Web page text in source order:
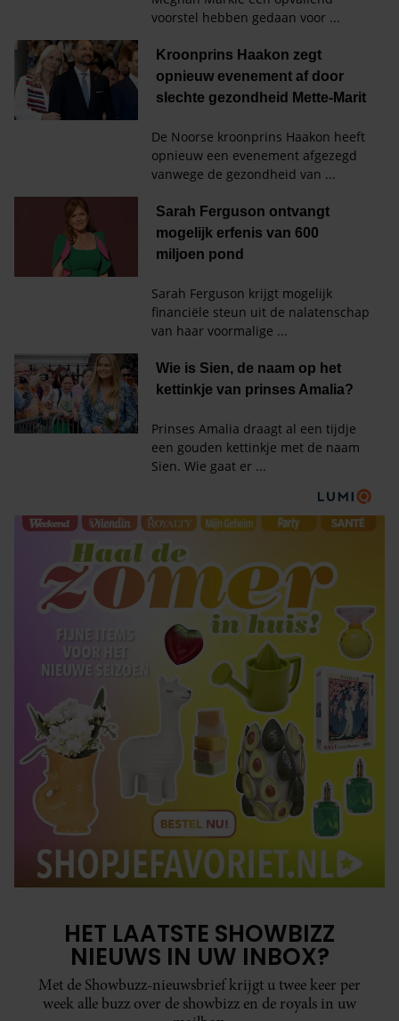
HET LAATSTE SHOWBIZZ
NIEUWS IN UW INBOX?
Met de Showbuzz-nieuwsbrief krijgt u twee keer per
week alle buzz over de showbizz en de royals in uw